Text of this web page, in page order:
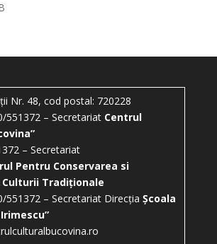
Nr. 48, cod postal: 720228
551372 – Secretariat Centrul
– Secretariat
Pentru Conservarea si
Culturii Tradiționale
551372 – Secretariat Direcția Școala